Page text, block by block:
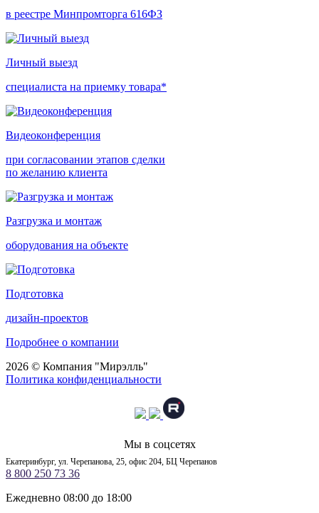
в реестре Минпромторга 616ФЗ
Личный выезд
специалиста на приемку товара*
Видеоконференция
при согласовании этапов сделки
по желанию клиента
Разгрузка и монтаж
оборудования на объекте
Подготовка
дизайн-проектов
Подробнее о компании
2026 © Компания "Мирэлль"
Политика конфиденциальности
Мы в соцсетях
Екатеринбург, ул. Черепанова, 25, офис 204, БЦ Черепанов
8 800 250 73 36
Ежедневно 08:00 до 18:00